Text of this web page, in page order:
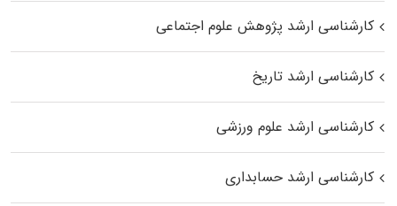
کارشناسی ارشد پژوهش علوم اجتماعی
کارشناسی ارشد تاریخ
کارشناسی ارشد علوم ورزشی
کارشناسی ارشد حسابداری